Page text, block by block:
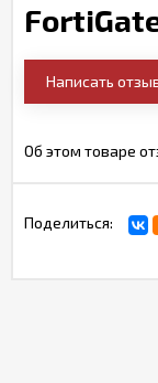
Написать
Об этом товаре
Поделиться: